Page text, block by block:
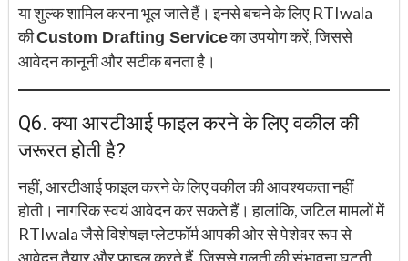
या शुल्क शामिल करना भूल जाते हैं। इनसे बचने के लिए RTIwala
कीCustom Drafting Serviceका उपयोग करें, जिससे
आवेदन कानूनी और सटीक बनता है।
Q6. क्या आरटीआई फाइल करने के लिए वकील की
जरूरत होती है?
नहीं, आरटीआई फाइल करने के लिए वकील की आवश्यकता नहीं
होती। नागरिक स्वयं आवेदन कर सकते हैं। हालांकि, जटिल मामलों में
RTIwala जैसे विशेषज्ञ प्लेटफॉर्म आपकी ओर से पेशेवर रूप से